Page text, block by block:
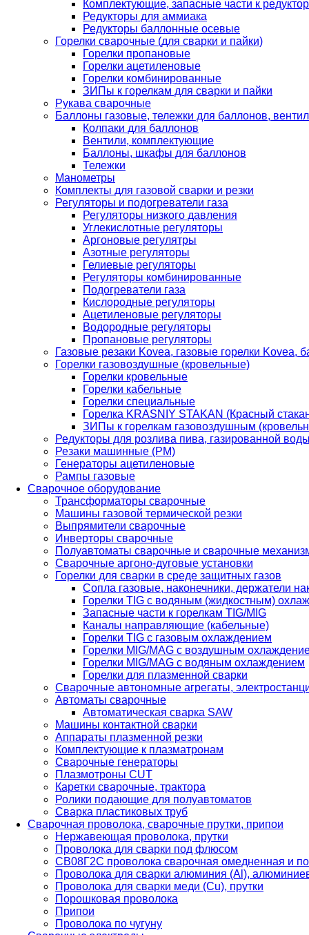
Комплектующие, запасные части к
Редукторы для аммиака
Редукторы баллонные осевые
Горелки сварочные (для сварки и пайки)
Горелки пропановые
Горелки ацетиленовые
Горелки комбинированные
ЗИПы к горелкам для сварки и пайки
Рукава сварочные
Баллоны газовые, тележки для баллонов,
Колпаки для баллонов
Вентили, комплектующие
Баллоны, шкафы для баллонов
Тележки
Манометры
Комплекты для газовой сварки и резки
Регуляторы и подогреватели газа
Регуляторы низкого давления
Углекислотные регуляторы
Аргоновые регулятры
Азотные регуляторы
Гелиевые регуляторы
Регуляторы комбинированные
Подогреватели газа
Кислородные регуляторы
Ацетиленовые регуляторы
Водородные регуляторы
Пропановые регуляторы
Газовые резаки Kovea, газовые горелки Kovea,
Горелки газовоздушные (кровельные)
Горелки кровельные
Горелки кабельные
Горелки специальные
Горелка KRASNIY STAKAN (Красный
ЗИПы к горелкам газовоздушным
Редукторы для розлива пива, газированной
Резаки машинные (РМ)
Генераторы ацетиленовые
Рампы газовые
Сварочное оборудование
Трансформаторы сварочные
Машины газовой термической резки
Выпрямители сварочные
Инверторы сварочные
Полуавтоматы сварочные и сварочные
Сварочные аргоно-дуговые установки
Горелки для сварки в среде защитных газов
Сопла газовые, наконечники, держатели
Горелки TIG с водяным (жидкостным)
Запасные части к горелкам TIG/MIG
Каналы направляющие (кабельные)
Горелки TIG с газовым охлаждением
Горелки MIG/MAG с воздушным
Горелки MIG/MAG с водяным охлаждением
Горелки для плазменной сварки
Сварочные автономные агрегаты,
Автоматы сварочные
Автоматическая сварка SAW
Машины контактной сварки
Аппараты плазменной резки
Комплектующие к плазматронам
Сварочные генераторы
Плазмотроны CUT
Каретки сварочные, трактора
Ролики подающие для полуавтоматов
Сварка пластиковых труб
Сварочная проволока, сварочные прутки, припои
Нержавеющая проволока, прутки
Проволока для сварки под флюсом
СВ08Г2С проволока сварочная омедненная и
Проволока для сварки алюминия (Al),
Проволока для сварки меди (Cu), прутки
Порошковая проволока
Припои
Проволока по чугуну